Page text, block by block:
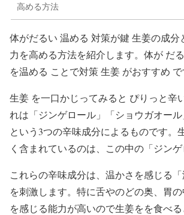
高める方法
体がだるい 温める 対策が鍵 生姜の成分
力を高める方法を紹介します。体が だ
を温める ことで対策 生姜 がおすすめ で
生姜 を一口かじってみると ぴりっと辛
れは「ジンゲロール」「ショウガオール
という3つの辛味成分によるものです。
く含まれているのは、この中の「ジンゲ
これらの辛味成分は、温かさを感じる
を刺激します。特に舌やのどの奥、胃
を感じる能力が高いので生姜をを食べ